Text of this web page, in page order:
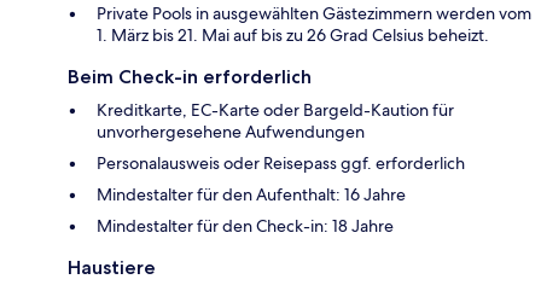
Private Pools in ausgewählten Gästezimmern werden vom
1. März bis 21. Mai auf bis zu 26 Grad Celsius beheizt.
Beim Check-in erforderlich
Kreditkarte, EC-Karte oder Bargeld-Kaution für
unvorhergesehene Aufwendungen
Personalausweis oder Reisepass ggf. erforderlich
Mindestalter für den Aufenthalt: 16 Jahre
Mindestalter für den Check-in: 18 Jahre
Haustiere